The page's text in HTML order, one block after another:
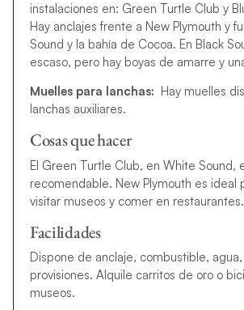
instalaciones en: Green Turtle Club y
Hay anclajes frente a New Plymouth y
Sound y la bahía de Cocoa. En Black
escaso, pero hay boyas de amarre y
Muelles para lanchas: Hay muelles
lanchas auxiliares.
Cosas que hacer
El Green Turtle Club, en White Sound,
recomendable. New Plymouth es ideal
visitar museos y comer en restaurantes.
Facilidades
Dispone de anclaje, combustible,
provisiones. Alquile carritos de oro o
museos.